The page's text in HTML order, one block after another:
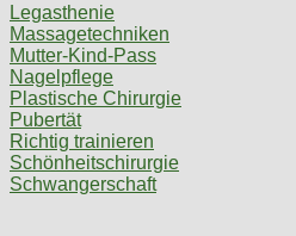
Legasthenie
Massagetechniken
Mutter-Kind-Pass
Nagelpflege
Plastische Chirurgie
Pubertät
Richtig trainieren
Schönheitschirurgie
Schwangerschaft